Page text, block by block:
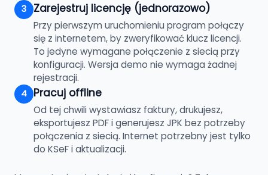
3 Zarejestruj licencję (jednorazowo)
Przy pierwszym uruchomieniu program połączy
się z internetem, by zweryfikować klucz licencji.
To jedyne wymagane połączenie z siecią przy
konfiguracji. Wersja demo nie wymaga żadnej
rejestracji.
4 Pracuj offline
Od tej chwili wystawiasz faktury, drukujesz,
eksportujesz PDF i generujesz JPK bez potrzeby
połączenia z siecią. Internet potrzebny jest tylko
do KSeF i aktualizacji.